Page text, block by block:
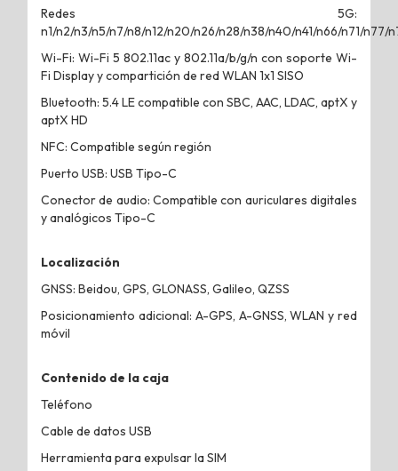
Redes 5G:
n1/n2/n3/n5/n7/n8/n12/n20/n26/n28/n38/n40/n41/n66/n71/n77/
Wi-Fi: Wi-Fi 5 802.11ac y 802.11a/b/g/n con soporte Wi-
Fi Display y compartición de red WLAN 1x1 SISO
Bluetooth: 5.4 LE compatible con SBC, AAC, LDAC, aptX y
aptX HD
NFC: Compatible según región
Puerto USB: USB Tipo-C
Conector de audio: Compatible con auriculares digitales
y analógicos Tipo-C
Localización
GNSS: Beidou, GPS, GLONASS, Galileo, QZSS
Posicionamiento adicional: A-GPS, A-GNSS, WLAN y red
móvil
Contenido de la caja
Teléfono
Cable de datos USB
Herramienta para expulsar la SIM